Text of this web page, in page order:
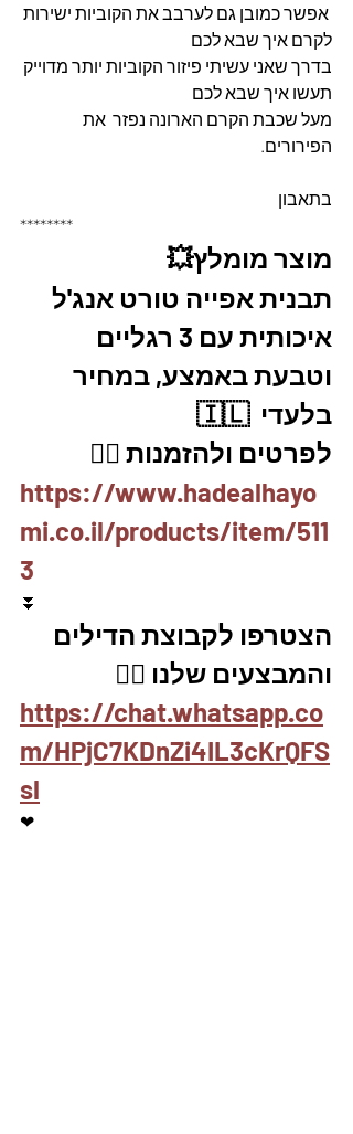
אפשר כמובן גם לערבב את הקוביות ישירות
לקרם איך שבא לכם
בדרך שאני עשיתי פיזור הקוביות יותר מדוייק
תעשו איך שבא לכם
מעל שכבת הקרם הארונה נפזר  את
הפירורים.
בתאבון
********
מוצר מומלץ💥
תבנית אפייה טורט אנג'ל
איכותית עם 3 רגליים
וטבעת באמצע, במחיר
בלעדי  🇮🇱
לפרטים ולהזמנות 👇🏼
https://www.hadealhayo
mi.co.il/products/item/511
3
⏬
הצטרפו לקבוצת הדילים
והמבצעים שלנו 👇🏽
https://chat.whatsapp.co
m/HPjC7KDnZi4IL3cKrQFS
sl
❤